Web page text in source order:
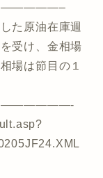
た原油在庫週
受け、金相場
場は節目の１